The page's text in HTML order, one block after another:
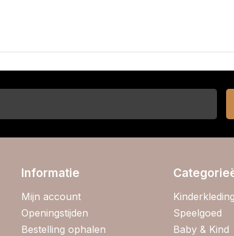
Informatie
Mijn account
Openingstijden
Bestelling ophalen
Kinderkleding
Speelgoed
Baby & Kind